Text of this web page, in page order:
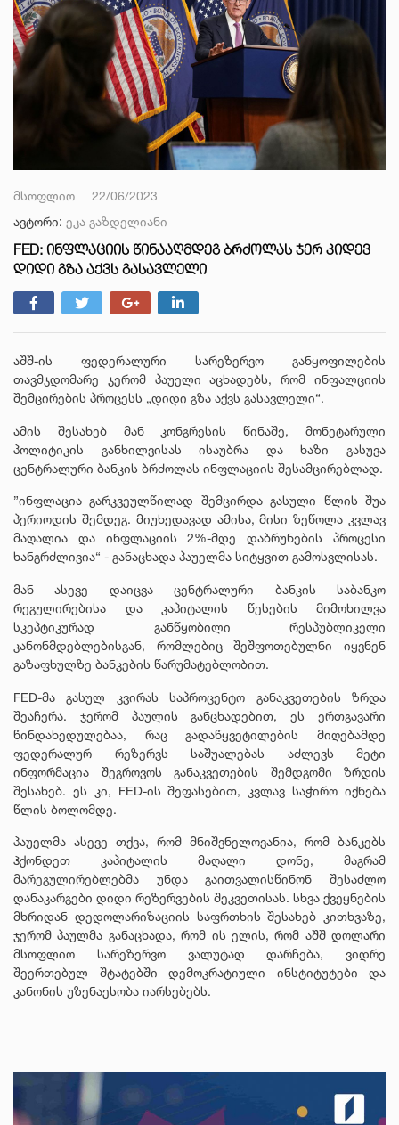
მსოფლიო
22/06/2023
ავტორი: ეკა გაზდელიანი
FED: ᲘᲜᲤᲚᲐᲪᲘᲘᲡ ᲬᲘᲜᲐᲐᲦᲛᲓᲔᲒ ᲑᲠᲫᲝᲚᲐᲡ ᲯᲔᲠ ᲙᲘᲓᲔᲕ
ᲓᲘᲓᲘ ᲒᲖᲐ ᲐᲥᲕᲡ ᲒᲐᲡᲐᲕᲚᲔᲚᲘ
აშშ-ის ფედერალური სარეზერვო განყოფილების
თავმჯდომარე ჯერომ პაუელი აცხადებს, რომ ინფალციის
შემცირების პროცესს „დიდი გზა აქვს გასავლელი“.
ამის შესახებ მან კონგრესის წინაშე, მონეტარული
პოლიტიკის განხილვისას ისაუბრა და ხაზი გასუვა
ცენტრალური ბანკის ბრძოლას ინფლაციის შესამცირებლად.
”ინფლაცია გარკვეულწილად შემცირდა გასული წლის შუა
პერიოდის შემდეგ. მიუხედავად ამისა, მისი ზეწოლა კვლავ
მაღალია და ინფლაციის 2%-მდე დაბრუნების პროცესი
ხანგრძლივია“ - განაცხადა პაუელმა სიტყვით გამოსვლისას.
მან ასევე დაიცვა ცენტრალური ბანკის საბანკო
რეგულირებისა და კაპიტალის წესების მიმოხილვა
სკეპტიკურად განწყობილი რესპუბლიკელი
კანონმდებლებისგან, რომლებიც შეშფოთებულნი იყვნენ
გაზაფხულზე ბანკების წარუმატებლობით.
FED-მა გასულ კვირას საპროცენტო განაკვეთების ზრდა
შეაჩერა. ჯერომ პაულის განცხადებით, ეს ერთგავარი
წინდახედულებაა, რაც გადაწყვეტილების მიღებამდე
ფედერალურ რეზერვს საშუალებას აძლევს მეტი
ინფორმაცია შეგროვოს განაკვეთების შემდგომი ზრდის
შესახებ. ეს კი, FED-ის შეფასებით, კვლავ საჭირო იქნება
წლის ბოლომდე.
პაუელმა ასევე თქვა, რომ მნიშვნელოვანია, რომ ბანკებს
ჰქონდეთ კაპიტალის მაღალი დონე, მაგრამ
მარეგულირებლებმა უნდა გაითვალისწინონ შესაძლო
დანაკარგები დიდი რეზერვების შეკვეთისას. სხვა ქვეყნების
მხრიდან დედოლარიზაციის საფრთხის შესახებ კითხვაზე,
ჯერომ პაულმა განაცხადა, რომ ის ელის, რომ აშშ დოლარი
მსოფლიო სარეზერვო ვალუტად დარჩება, ვიდრე
შეერთებულ შტატებში დემოკრატიული ინსტიტუტები და
კანონის უზენაესობა იარსებებს.